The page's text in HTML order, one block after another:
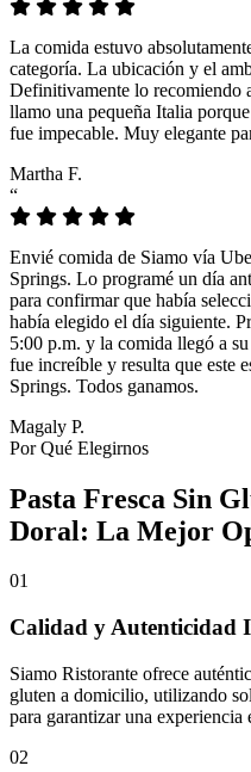
La comida estuvo
categoría. La ubicación y el
Definitivamente lo recomiendo
llamo una pequeña Italia
fue impecable. Muy elegante
Martha F.
“
Envié comida de Siamo vía
Springs. Lo programé un día
para confirmar que había
había elegido el día siguiente.
5:00 p.m. y la comida llegó a
fue increíble y resulta que este
Springs. Todos ganamos.
Magaly P.
Por Qué Elegirnos
Pasta Fresca Sin
Doral: La Mejor
01
Calidad y Autenticidad
Siamo Ristorante ofrece
gluten a domicilio, utilizando
para garantizar una experiencia
02